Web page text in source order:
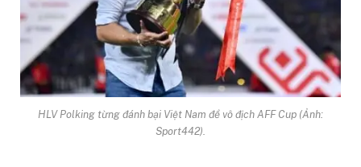
HLV Polking từng đánh bại Việt Nam để vô địch AFF Cup (Ảnh:
Sport442).